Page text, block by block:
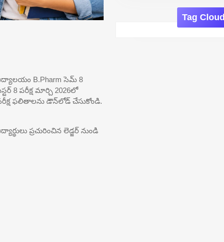
B.Pharm సెమ్ 8
8 పరీక్ష మార్చి 2026లో
ఫలితాలను డౌన్‌లోడ్ చేసుకోండి.
ప్రచురించిన లెడ్జర్ నుండి
Tag Cloud